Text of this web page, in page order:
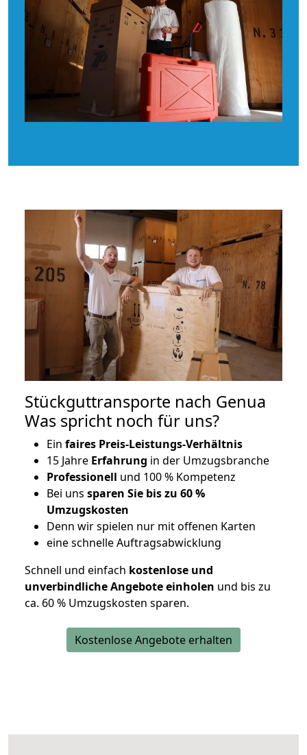
Stückguttransporte nach Genua
Was spricht noch für uns?
Ein faires Preis-Leistungs-Verhältnis
15 Jahre Erfahrung in der Umzugsbranche
Professionell und 100 % Kompetenz
Bei uns sparen Sie bis zu 60 %
Umzugskosten
Denn wir spielen nur mit offenen Karten
eine schnelle Auftragsabwicklung
Schnell und einfach kostenlose und
unverbindliche Angebote einholen und bis zu
ca. 60 % Umzugskosten sparen.
Kostenlose Angebote erhalten